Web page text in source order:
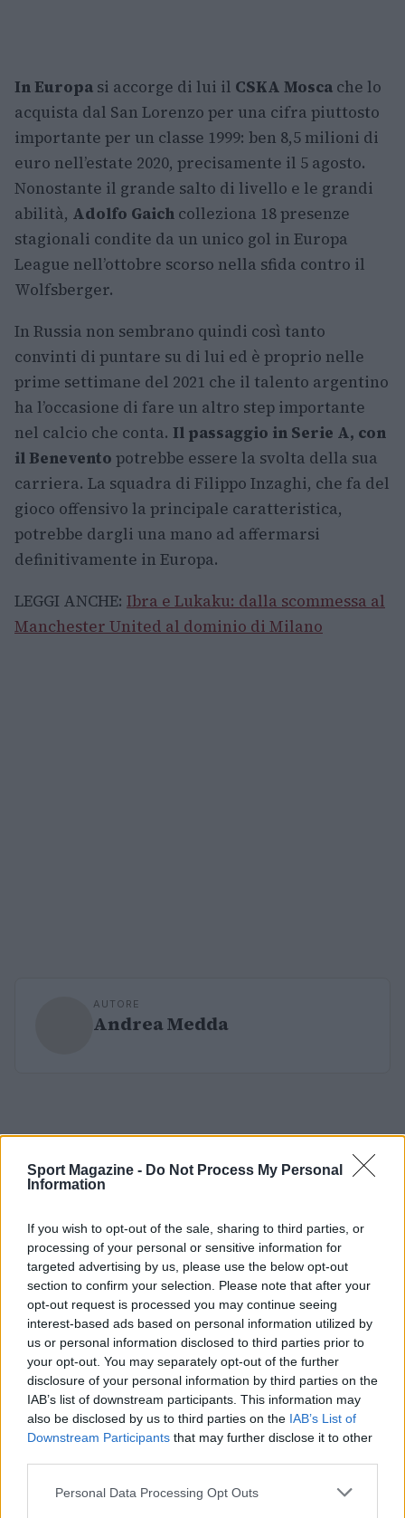
Sport Magazine - Do Not Process My Personal
Information
If you wish to opt-out of the sale, sharing to third parties, or
processing of your personal or sensitive information for
targeted advertising by us, please use the below opt-out
section to confirm your selection. Please note that after your
opt-out request is processed you may continue seeing
interest-based ads based on personal information utilized by
us or personal information disclosed to third parties prior to
your opt-out. You may separately opt-out of the further
disclosure of your personal information by third parties on the
IAB’s list of downstream participants. This information may
also be disclosed by us to third parties on the IAB’s List of
Downstream Participants that may further disclose it to other
Please note that this website/app uses one or more Google
Personal Data Processing Opt Outs
In Europa si accorge di lui il CSKA Mosca che lo
acquista dal San Lorenzo per una cifra piuttosto
importante per un classe 1999: ben 8,5 milioni di
euro nell’estate 2020, precisamente il 5 agosto.
Nonostante il grande salto di livello e le grandi
abilità, Adolfo Gaich colleziona 18 presenze
stagionali condite da un unico gol in Europa
League nell’ottobre scorso nella sfida contro il
Wolfsberger.
In Russia non sembrano quindi così tanto
convinti di puntare su di lui ed è proprio nelle
prime settimane del 2021 che il talento argentino
ha l’occasione di fare un altro step importante
nel calcio che conta. Il passaggio in Serie A, con
il Benevento potrebbe essere la svolta della sua
carriera. La squadra di Filippo Inzaghi, che fa del
gioco offensivo la principale caratteristica,
potrebbe dargli una mano ad affermarsi
definitivamente in Europa.
LEGGI ANCHE: Ibra e Lukaku: dalla scommessa al
Manchester United al dominio di Milano
AUTORE
Andrea Medda
Continua a leggere